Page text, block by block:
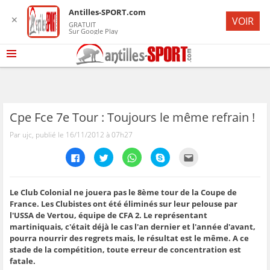
Cpe Fce 7e Tour : Toujours le même refrain !
Par ujc, publié le 16/11/2012 à 07h27
C
l
e
z
p
o
u
r
p
a
r
C
l
e
z
p
o
u
r
p
a
r
C
l
e
z
p
o
u
r
p
a
r
C
l
e
z
p
o
u
r
p
a
r
e
z
p
o
u
r
e
n
v
Le Club Colonial ne jouera pas le 8ème tour de la Coupe de
France. Les Clubistes ont été éliminés sur leur pelouse par
l'USSA de Vertou, équipe de CFA 2. Le représentant
martiniquais, c'était déjà le cas l'an dernier et l'année d'avant,
pourra nourrir des regrets mais, le résultat est le même. A ce
stade de la compétition, toute erreur de concentration est
fatale.
✕
Antilles-SPORT.com
GRATUIT
Sur Google Play
VOIR